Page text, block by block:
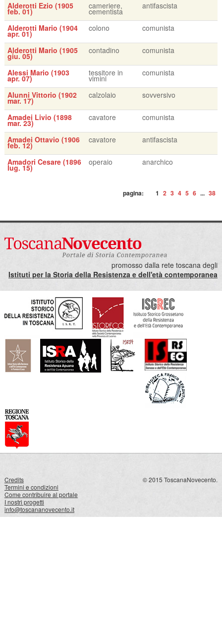
Alderotti Ezio (1905
feb. 01)
cameriere,
cementista
antifascista
Alderotti Mario (1904
apr. 01)
colono comunista
Alderotti Mario (1905
giu. 05)
contadino comunista
Alessi Mario (1903
apr. 07)
tessitore in
vimini
comunista
Alunni Vittorio (1902
mar. 17)
calzolaio sovversivo
Amadei Livio (1898
mar. 23)
cavatore comunista
Amadei Ottavio (1906
feb. 12)
cavatore antifascista
Amadori Cesare (1896
lug. 15)
operaio anarchico
pagina: 1 2 3 4 5 6 ... 38
promosso dalla rete toscana degli
Istituti per la Storia della Resistenza e dell'età contemporanea
Credits
Termini e condizioni
Come contribuire al portale
I nostri progetti
info@toscananovecento.it
© 2015 ToscanaNovecento.